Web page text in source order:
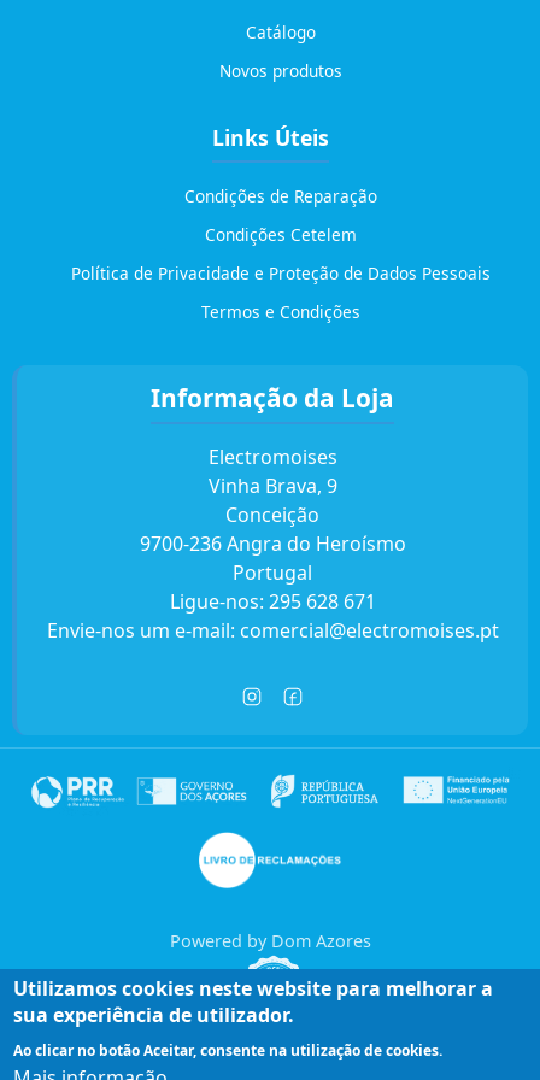
Catálogo
Novos produtos
Links Úteis
Condições de Reparação
Condições Cetelem
Política de Privacidade e Proteção de Dados Pessoais
Termos e Condições
Informação da Loja
Electromoises
Vinha Brava, 9
Conceição
9700-236 Angra do Heroísmo
Portugal
Ligue-nos: 295 628 671
Envie-nos um e-mail: comercial@electromoises.pt
Powered by Dom Azores
Utilizamos cookies neste website para melhorar a
sua experiência de utilizador.
Ao clicar no botão Aceitar, consente na utilização de cookies.